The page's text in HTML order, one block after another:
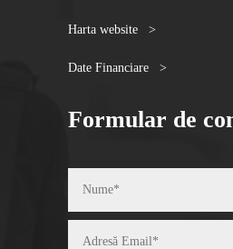
Harta website >
Date Financiare >
Formular de